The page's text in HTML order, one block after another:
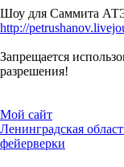
Шоу для Саммита
http://
Запрещается
разрешения!
Мой сайт
Ленинградская
фейерверки